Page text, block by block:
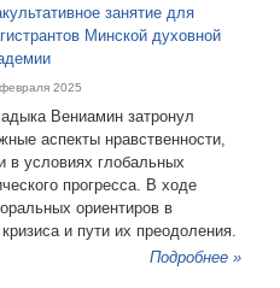
занятие для
Минской духовной
2025
Вениамин затронул
аспекты нравственности,
в условиях глобальных
прогресса. В ходе
ориентиров в
и пути их преодоления.
Подробнее »